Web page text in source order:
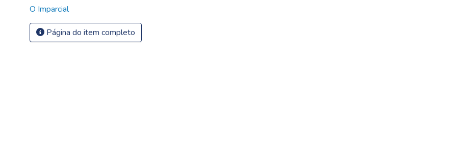
O Imparcial
Página do item completo